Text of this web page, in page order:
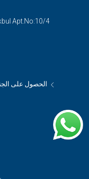
Apt.No:10/4
الحصول على